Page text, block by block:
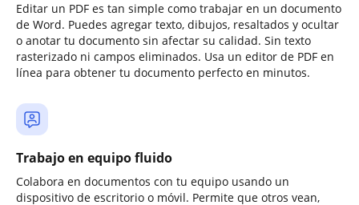
Editar un PDF es tan simple como trabajar en un documento
de Word. Puedes agregar texto, dibujos, resaltados y ocultar
o anotar tu documento sin afectar su calidad. Sin texto
rasterizado ni campos eliminados. Usa un editor de PDF en
línea para obtener tu documento perfecto en minutos.
Trabajo en equipo fluido
Colabora en documentos con tu equipo usando un
dispositivo de escritorio o móvil. Permite que otros vean,